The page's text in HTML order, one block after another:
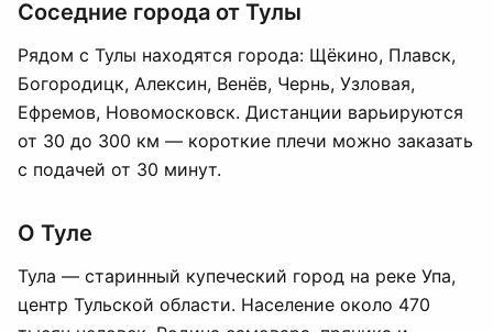
Соседние города от Тулы
Рядом с Тулы находятся города: Щёкино, Плавск,
Богородицк, Алексин, Венёв, Чернь, Узловая,
Ефремов, Новомосковск. Дистанции варьируются
от 30 до 300 км — короткие плечи можно заказать
с подачей от 30 минут.
О Туле
Тула — старинный купеческий город на реке Упа,
центр Тульской области. Население около 470